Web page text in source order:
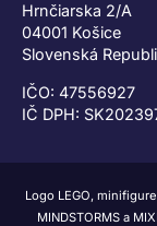
Hrnčiarska 2/A
04001 Košice
Slovenská
IČO: 47556927
IČ DPH:
Logo LEGO,
MINDSTORMS a